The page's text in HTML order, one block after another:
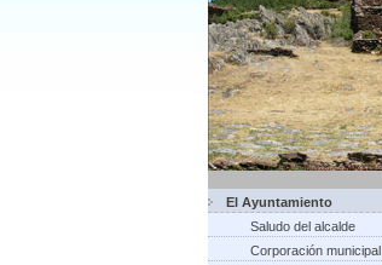
El Ayuntamiento
Saludo del alcalde
Corporación municipal